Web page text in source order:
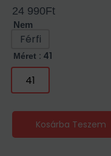
24 990Ft
Nem
Férfi
Méret : 41
41
Kosárba Teszem